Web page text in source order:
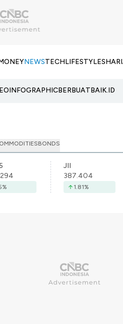
NEWSTECHLIFESTYLE
INFOGRAPHICBERBUATBAIK.ID
BONDS
%
JII
387.404
1.81%